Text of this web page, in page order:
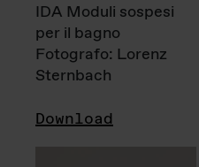
IDA Moduli sospesi
per il bagno
Fotografo: Lorenz
Sternbach
Download